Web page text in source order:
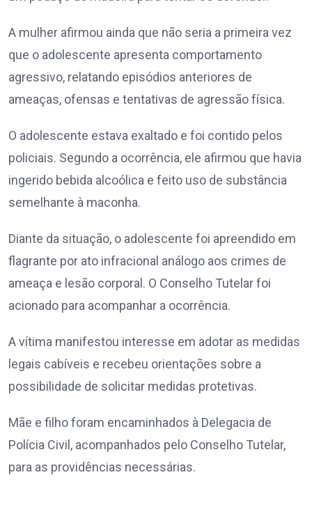
A mulher afirmou ainda que não seria a primeira vez
que o adolescente apresenta comportamento
agressivo, relatando episódios anteriores de
ameaças, ofensas e tentativas de agressão física.
O adolescente estava exaltado e foi contido pelos
policiais. Segundo a ocorrência, ele afirmou que havia
ingerido bebida alcoólica e feito uso de substância
semelhante à maconha.
Diante da situação, o adolescente foi apreendido em
flagrante por ato infracional análogo aos crimes de
ameaça e lesão corporal. O Conselho Tutelar foi
acionado para acompanhar a ocorrência.
A vítima manifestou interesse em adotar as medidas
legais cabíveis e recebeu orientações sobre a
possibilidade de solicitar medidas protetivas.
Mãe e filho foram encaminhados à Delegacia de
Polícia Civil, acompanhados pelo Conselho Tutelar,
para as providências necessárias.